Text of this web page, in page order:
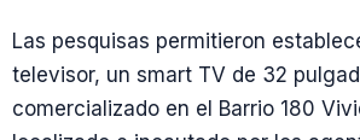
Las pesquisas permitieron
televisor, un smart TV de 32
comercializado en el Barrio 180